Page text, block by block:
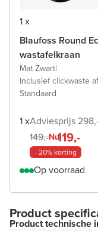
1 x
Blaufoss Round
wastafelkraan
Mat Zwart|
Inclusief clickwaste
Standaard
1 xAdviesprijs
149,-Nu119,-
- 20% korting
Op voorraad
Product
Product technische